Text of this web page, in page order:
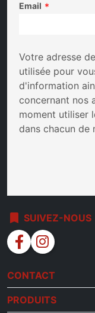
Email *
Votre adresse
utilisée pour
d'information
concernant nos
moment utiliser
dans chacun de
bookmark SUIVEZ-NOUS
facebook instagram
CONTACT
PRODUITS